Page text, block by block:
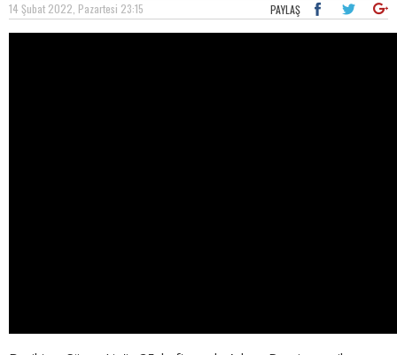
14 Şubat 2022, Pazartesi 23:15 PAYLAŞ